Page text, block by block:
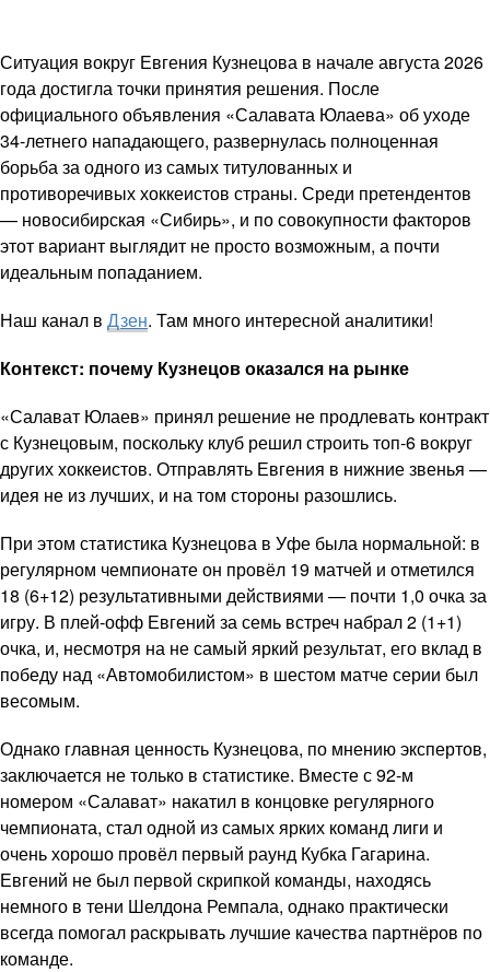
Ситуация вокруг Евгения Кузнецова в начале августа 2026
года достигла точки принятия решения. После
официального объявления «Салавата Юлаева» об уходе
34-летнего нападающего, развернулась полноценная
борьба за одного из самых титулованных и
противоречивых хоккеистов страны. Среди претендентов
— новосибирская «Сибирь», и по совокупности факторов
этот вариант выглядит не просто возможным, а почти
идеальным попаданием.
Наш канал в Дзен. Там много интересной аналитики!
Контекст: почему Кузнецов оказался на рынке
«Салават Юлаев» принял решение не продлевать контракт
с Кузнецовым, поскольку клуб решил строить топ-6 вокруг
других хоккеистов. Отправлять Евгения в нижние звенья —
идея не из лучших, и на том стороны разошлись.
При этом статистика Кузнецова в Уфе была нормальной: в
регулярном чемпионате он провёл 19 матчей и отметился
18 (6+12) результативными действиями — почти 1,0 очка за
игру. В плей-офф Евгений за семь встреч набрал 2 (1+1)
очка, и, несмотря на не самый яркий результат, его вклад в
победу над «Автомобилистом» в шестом матче серии был
весомым.
Однако главная ценность Кузнецова, по мнению экспертов,
заключается не только в статистике. Вместе с 92-м
номером «Салават» накатил в концовке регулярного
чемпионата, стал одной из самых ярких команд лиги и
очень хорошо провёл первый раунд Кубка Гагарина.
Евгений не был первой скрипкой команды, находясь
немного в тени Шелдона Ремпала, однако практически
всегда помогал раскрывать лучшие качества партнёров по
команде.